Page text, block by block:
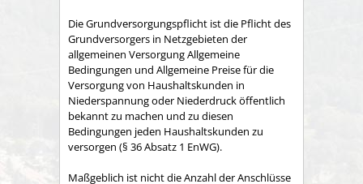
Die Grundversorgungspflicht ist die Pflicht des
Grundversorgers in Netzgebieten der
allgemeinen Versorgung Allgemeine
Bedingungen und Allgemeine Preise für die
Versorgung von Haushaltskunden in
Niederspannung oder Niederdruck öffentlich
bekannt zu machen und zu diesen
Bedingungen jeden Haushaltskunden zu
versorgen (§ 36 Absatz 1 EnWG).
Maßgeblich ist nicht die Anzahl der Anschlüsse